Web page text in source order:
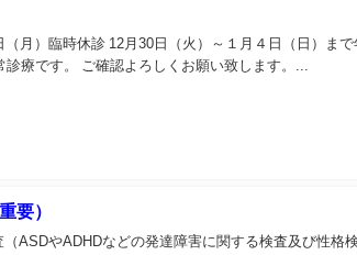
月）臨時休診 12月30日（火）～１月４日（日）ま
は通常診療です。 ご確認よろしくお願い致します。...
要）
ASDやADHDなどの発達障害に関する検査及び性格